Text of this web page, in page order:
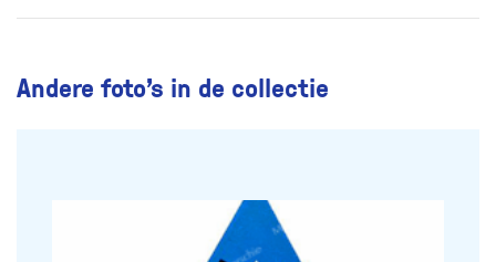
Andere foto’s in de collectie